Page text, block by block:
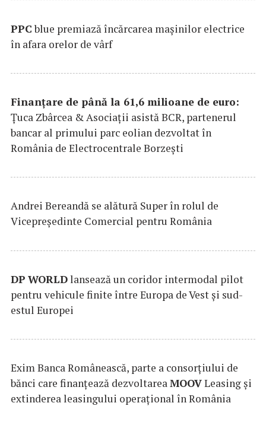
PPCblue premiază încărcarea maşinilor electrice
în afara orelor de vârf
Finanțare de până la 61,6 milioane de euro:
Țuca Zbârcea & Asociații asistă BCR, partenerul
bancar al primului parc eolian dezvoltat în
România de Electrocentrale Borzești
Andrei Bereandă se alătură Super în rolul de
Vicepreședinte Comercial pentru România
DP WORLDlansează un coridor intermodal pilot
pentru vehicule finite între Europa de Vest și sud-
estul Europei
Exim Banca Românească, parte a consorțiului de
bănci care finanțează dezvoltareaMOOVLeasing și
extinderea leasingului operațional în România